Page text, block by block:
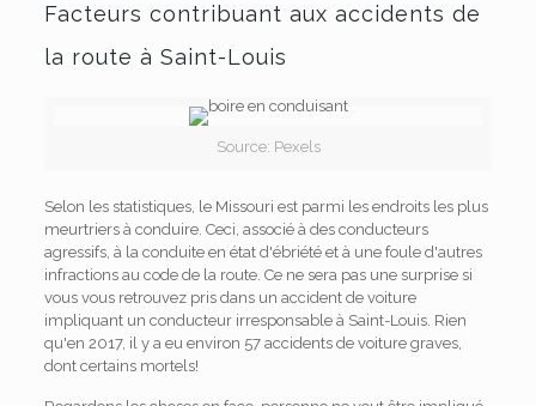
Facteurs contribuant aux accidents de
la route à Saint-Louis
Source: Pexels
Selon les statistiques, le Missouri est parmi les endroits les plus
meurtriers à conduire. Ceci, associé à des conducteurs
agressifs, à la conduite en état d'ébriété et à une foule d'autres
infractions au code de la route. Ce ne sera pas une surprise si
vous vous retrouvez pris dans un accident de voiture
impliquant un conducteur irresponsable à Saint-Louis. Rien
qu'en 2017, il y a eu environ 57 accidents de voiture graves,
dont certains mortels!